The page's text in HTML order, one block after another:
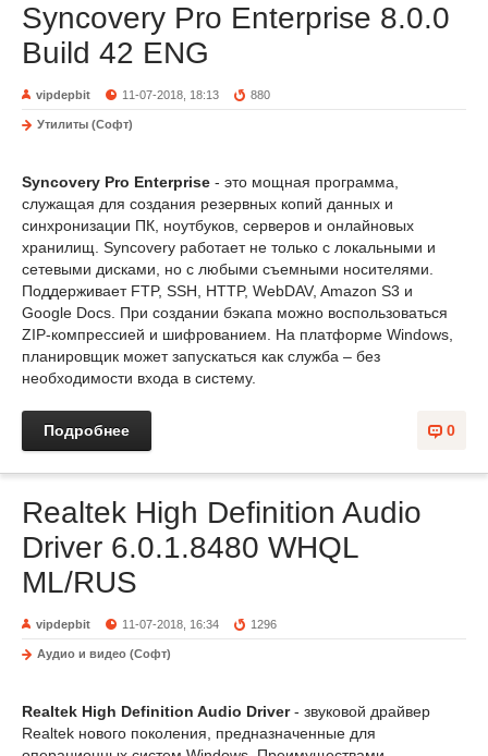
Syncovery Pro Enterprise 8.0.0
Build 42 ENG
vipdepbit 11-07-2018, 18:13 880
Утилиты (Софт)
Syncovery Pro Enterprise - это мощная программа,
служащая для создания резервных копий данных и
синхронизации ПК, ноутбуков, серверов и онлайновых
хранилищ. Syncovery работает не только с локальными и
сетевыми дисками, но с любыми съемными носителями.
Поддерживает FTP, SSH, HTTP, WebDAV, Amazon S3 и
Google Docs. При создании бэкапа можно воспользоваться
ZIP-компрессией и шифрованием. На платформе Windows,
планировщик может запускаться как служба – без
необходимости входа в систему.
0
Подробнее
Realtek High Definition Audio
Driver 6.0.1.8480 WHQL
ML/RUS
vipdepbit 11-07-2018, 16:34 1296
Аудио и видео (Софт)
Realtek High Definition Audio Driver- звуковой драйвер
Realtek нового поколения, предназначенные для